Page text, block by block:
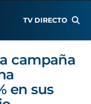
TV DIRECTO
campaña
en sus